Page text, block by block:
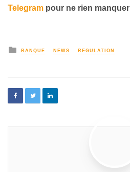
Telegram pour ne rien manquer
BANQUE NEWS REGULATION